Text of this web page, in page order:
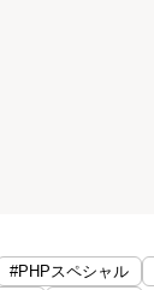
#PHPスペシャル